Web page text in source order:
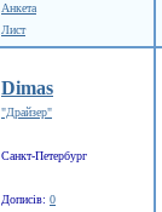
Анкета
Лист
Dimas
"Драйзер"
Санкт-Петербург
Дописів: 0